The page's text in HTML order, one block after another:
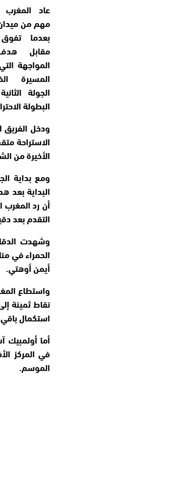
عاد المغرب
مهم من
بعدما
مقابل
المواجهة
المسيرة
الجولة
البطولة
ودخل الفريق
الاستراحة
الأخيرة من
ومع بداية
أن رد
التقدم بعد
وشهدت
الحمراء في
أيمن أوهتي.
واستطاع
استكمال
في المركز
الموسم.